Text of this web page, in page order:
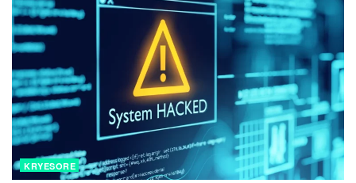
KRYESORE